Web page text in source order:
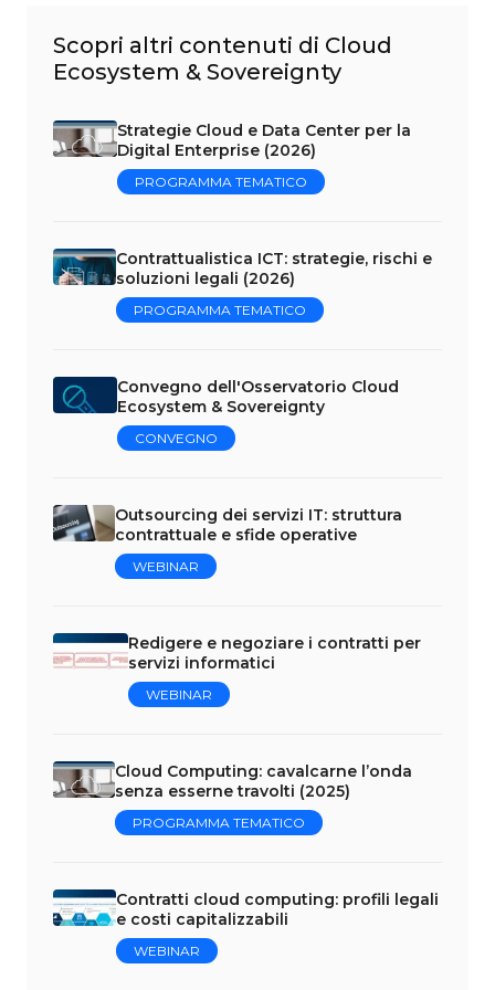
Scopri altri contenuti di Cloud
Ecosystem & Sovereignty
Strategie Cloud e Data Center per la
Digital Enterprise (2026)
PROGRAMMA TEMATICO
Contrattualistica ICT: strategie, rischi e
soluzioni legali (2026)
PROGRAMMA TEMATICO
Convegno dell'Osservatorio Cloud
Ecosystem & Sovereignty
CONVEGNO
Outsourcing dei servizi IT: struttura
contrattuale e sfide operative
WEBINAR
Redigere e negoziare i contratti per
servizi informatici
WEBINAR
Cloud Computing: cavalcarne l’onda
senza esserne travolti (2025)
PROGRAMMA TEMATICO
Contratti cloud computing: profili legali
e costi capitalizzabili
WEBINAR